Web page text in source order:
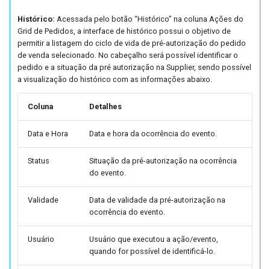
Tratamento de Tipos de
Valor fechado
Venda e Remessa Futura
Entrega Certa
Integração Supplier
Cupom Fiscal
Cupom Fiscal Eletrônico
Manifesto de Documentos
Nota Fiscal de Consumidor
Eletrônica
Nota Fiscal de Serviço
Eletrônica
Relatórios
Triangulação
Históricos do Pedido
Importação de Pedido
Relatórios
Separação de Pedido
Verbas
Vendas (FUTL0125 CVN
Parâmetros de Exportação
Dados de NFS (EDI - FFAT
0250) (FUTL0125 E250)
FOCCOERP X
(FUTL0125 ERMO ERMO)
Parâmetros Integração
FOCCOERP X FOCCOPDV
Vinícolas (FUTL0125 SAF
SAF)
Parâmetros de Solicitação
Compra (FUTL0125 SLC
de Estoque (FUTL0125
Baixa de Títulos de
Funcionários (FUTL0251)
Exportação de Dados do
Promob (FUTL0252)
Navegador de Produtos
Cadastro de Traduções de
Labels (FUTL0254)
Cadastro de Permissões de
Histórico: Acessada pelo botão “Histórico” na coluna Ações do
Grid de Pedidos, a interface de histórico possui o objetivo de
permitir a listagem do ciclo de vida de pré-autorização do pedido
de venda selecionado. No cabeçalho será possível identificar o
pedido e a situação da pré autorização na Supplier, sendo possível
a visualização do histórico com as informações abaixo.
Coluna Detalhes
Data e Hora Data e hora da ocorrência do evento.
Status
Situação da pré-autorização na ocorrência
do evento.
Validade
Data de validade da pré-autorização na
ocorrência do evento.
Usuário
Usuário que executou a ação/evento,
quando for possível de identificá-lo.